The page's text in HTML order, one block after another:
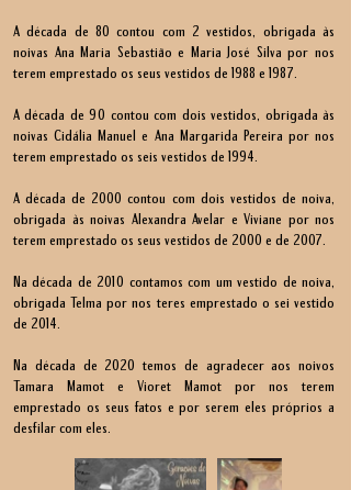
A década de 80 contou com 2 vestidos, obrigada às
noivas Ana Maria Sebastião e Maria José Silva por nos
terem emprestado os seus vestidos de 1988 e 1987.
A década de 90 contou com dois vestidos, obrigada às
noivas Cidália Manuel e Ana Margarida Pereira por nos
terem emprestado os seis vestidos de 1994.
A década de 2000 contou com dois vestidos de noiva,
obrigada às noivas Alexandra Avelar e Viviane por nos
terem emprestado os seus vestidos de 2000 e de 2007.
Na década de 2010 contamos com um vestido de noiva,
obrigada Telma por nos teres emprestado o sei vestido
de 2014.
Na década de 2020 temos de agradecer aos noivos
Tamara Mamot e Vioret Mamot por nos terem
emprestado os seus fatos e por serem eles próprios a
desfilar com eles.